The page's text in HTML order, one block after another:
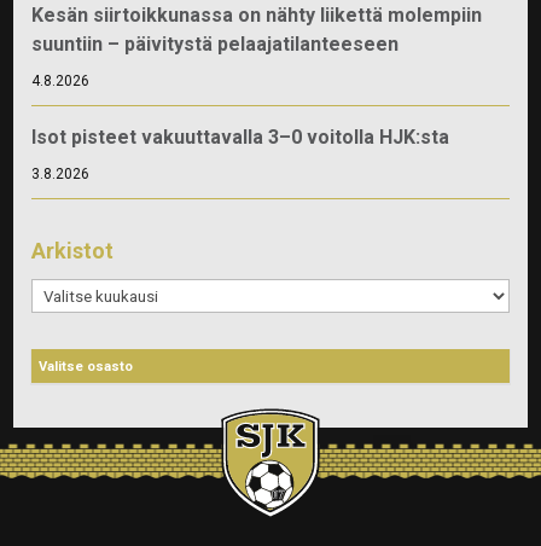
Kesän siirtoikkunassa on nähty liikettä molempiin
suuntiin – päivitystä pelaajatilanteeseen
4.8.2026
Isot pisteet vakuuttavalla 3–0 voitolla HJK:sta
3.8.2026
Arkistot
Arkistot